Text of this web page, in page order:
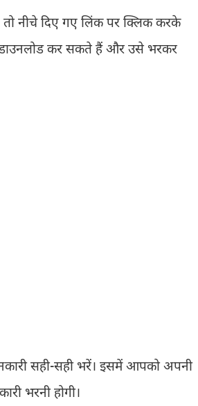
नीचे दिए गए लिंक पर क्लिक करके
कर सकते हैं और उसे भरकर
सही-सही भरें। इसमें आपको अपनी
भरनी होगी।